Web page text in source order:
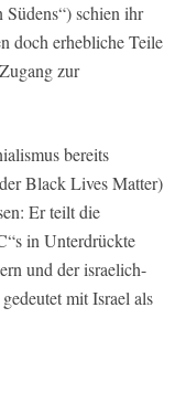
Südens“) schien ihr
doch erhebliche Teile
zur
bereits
Black Lives Matter)
Er teilt die
in Unterdrückte
und der israelich-
mit Israel als